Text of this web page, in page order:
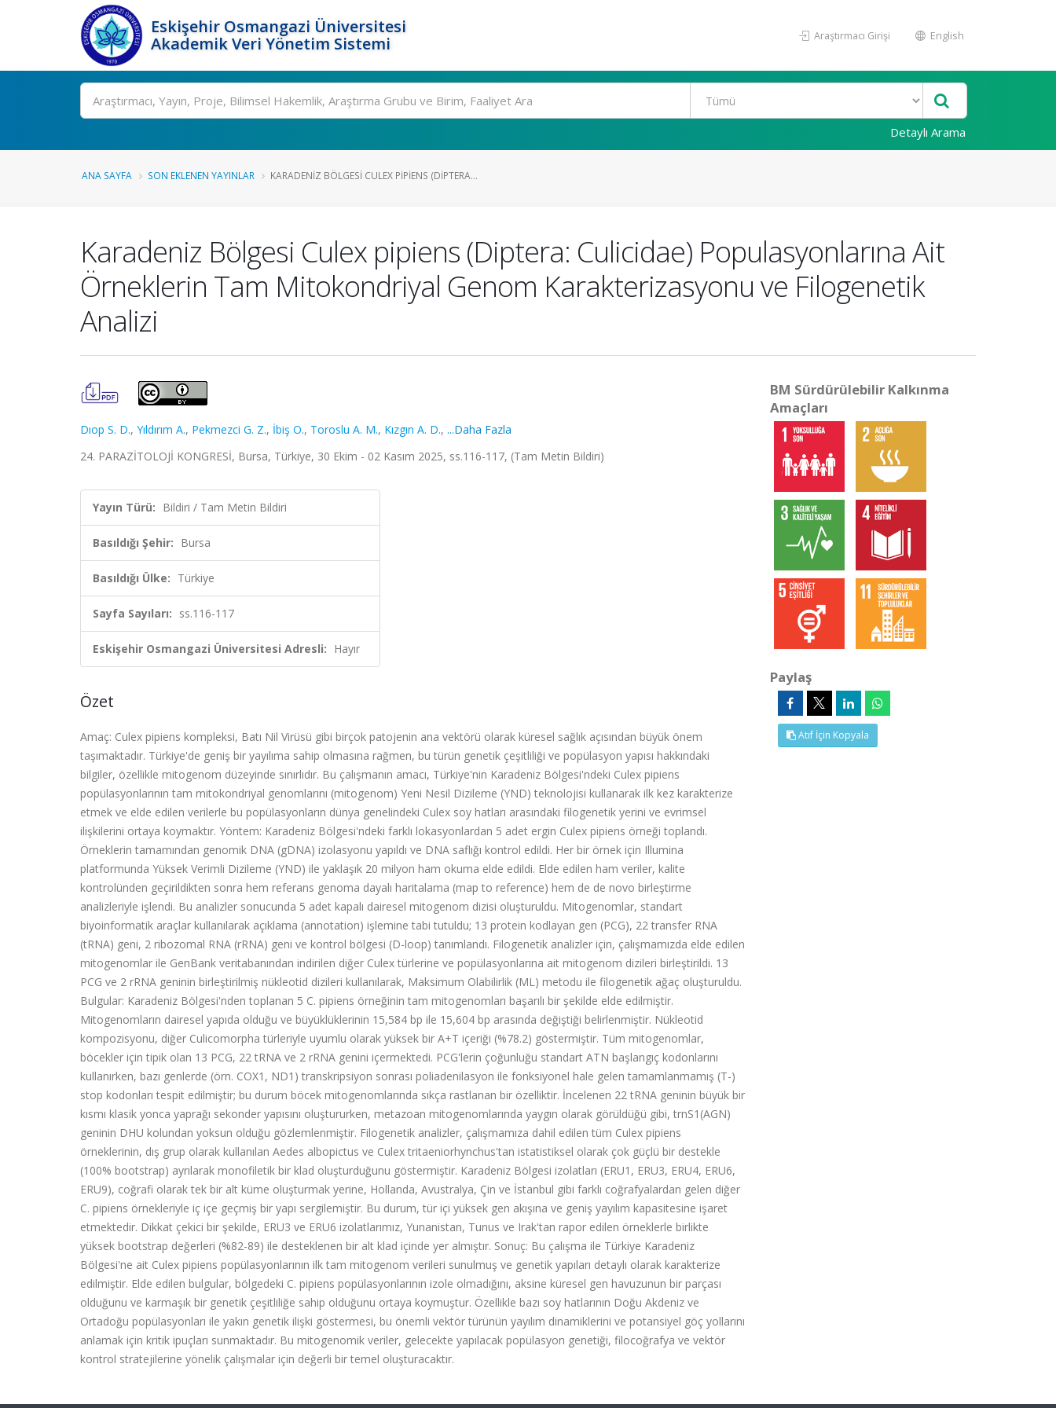
Eskişehir Osmangazi Üniversitesi
Akademik Veri Yönetim Sistemi
Araştırmacı Girişi English
Ara
Detaylı Arama
ANA SAYFA SON EKLENEN YAYINLAR KARADENIZ BÖLGESI CULEX PIPIENS (DIPTERA...
Karadeniz Bölgesi Culex pipiens (Diptera: Culicidae) Populasyonlarına Ait
Örneklerin Tam Mitokondriyal Genom Karakterizasyonu ve Filogenetik
Analizi
Dıop S. D., Yıldırım A., Pekmezci G. Z., İbiş O., Toroslu A. M., Kızgın A. D., ...Daha Fazla
24. PARAZİTOLOJİ KONGRESİ, Bursa, Türkiye, 30 Ekim - 02 Kasım 2025, ss.116-117, (Tam Metin Bildiri)
Yayın Türü: Bildiri / Tam Metin Bildiri
Basıldığı Şehir: Bursa
Basıldığı Ülke: Türkiye
Sayfa Sayıları: ss.116-117
Eskişehir Osmangazi Üniversitesi Adresli: Hayır
Özet
Amaç: Culex pipiens kompleksi, Batı Nil Virüsü gibi birçok patojenin ana vektörü olarak küresel sağlık açısından büyük önem
taşımaktadır. Türkiye'de geniş bir yayılıma sahip olmasına rağmen, bu türün genetik çeşitliliği ve popülasyon yapısı hakkındaki
bilgiler, özellikle mitogenom düzeyinde sınırlıdır. Bu çalışmanın amacı, Türkiye'nin Karadeniz Bölgesi'ndeki Culex pipiens
popülasyonlarının tam mitokondriyal genomlarını (mitogenom) Yeni Nesil Dizileme (YND) teknolojisi kullanarak ilk kez karakterize
etmek ve elde edilen verilerle bu popülasyonların dünya genelindeki Culex soy hatları arasındaki filogenetik yerini ve evrimsel
ilişkilerini ortaya koymaktır. Yöntem: Karadeniz Bölgesi'ndeki farklı lokasyonlardan 5 adet ergin Culex pipiens örneği toplandı.
Örneklerin tamamından genomik DNA (gDNA) izolasyonu yapıldı ve DNA saflığı kontrol edildi. Her bir örnek için Illumina
platformunda Yüksek Verimli Dizileme (YND) ile yaklaşık 20 milyon ham okuma elde edildi. Elde edilen ham veriler, kalite
kontrolünden geçirildikten sonra hem referans genoma dayalı haritalama (map to reference) hem de de novo birleştirme
analizleriyle işlendi. Bu analizler sonucunda 5 adet kapalı dairesel mitogenom dizisi oluşturuldu. Mitogenomlar, standart
biyoinformatik araçlar kullanılarak açıklama (annotation) işlemine tabi tutuldu; 13 protein kodlayan gen (PCG), 22 transfer RNA
(tRNA) geni, 2 ribozomal RNA (rRNA) geni ve kontrol bölgesi (D-loop) tanımlandı. Filogenetik analizler için, çalışmamızda elde edilen
mitogenomlar ile GenBank veritabanından indirilen diğer Culex türlerine ve popülasyonlarına ait mitogenom dizileri birleştirildi. 13
PCG ve 2 rRNA geninin birleştirilmiş nükleotid dizileri kullanılarak, Maksimum Olabilirlik (ML) metodu ile filogenetik ağaç oluşturuldu.
Bulgular: Karadeniz Bölgesi'nden toplanan 5 C. pipiens örneğinin tam mitogenomları başarılı bir şekilde elde edilmiştir.
Mitogenomların dairesel yapıda olduğu ve büyüklüklerinin 15,584 bp ile 15,604 bp arasında değiştiği belirlenmiştir. Nükleotid
kompozisyonu, diğer Culicomorpha türleriyle uyumlu olarak yüksek bir A+T içeriği (%78.2) göstermiştir. Tüm mitogenomlar,
böcekler için tipik olan 13 PCG, 22 tRNA ve 2 rRNA genini içermektedi. PCG'lerin çoğunluğu standart ATN başlangıç kodonlarını
kullanırken, bazı genlerde (örn. COX1, ND1) transkripsiyon sonrası poliadenilasyon ile fonksiyonel hale gelen tamamlanmamış (T-)
stop kodonları tespit edilmiştir; bu durum böcek mitogenomlarında sıkça rastlanan bir özelliktir. İncelenen 22 tRNA geninin büyük bir
kısmı klasik yonca yaprağı sekonder yapısını oluştururken, metazoan mitogenomlarında yaygın olarak görüldüğü gibi, trnS1(AGN)
geninin DHU kolundan yoksun olduğu gözlemlenmiştir. Filogenetik analizler, çalışmamıza dahil edilen tüm Culex pipiens
örneklerinin, dış grup olarak kullanılan Aedes albopictus ve Culex tritaeniorhynchus'tan istatistiksel olarak çok güçlü bir destekle
(100% bootstrap) ayrılarak monofiletik bir klad oluşturduğunu göstermiştir. Karadeniz Bölgesi izolatları (ERU1, ERU3, ERU4, ERU6,
ERU9), coğrafi olarak tek bir alt küme oluşturmak yerine, Hollanda, Avustralya, Çin ve İstanbul gibi farklı coğrafyalardan gelen diğer
C. pipiens örnekleriyle iç içe geçmiş bir yapı sergilemiştir. Bu durum, tür içi yüksek gen akışına ve geniş yayılım kapasitesine işaret
etmektedir. Dikkat çekici bir şekilde, ERU3 ve ERU6 izolatlarımız, Yunanistan, Tunus ve Irak'tan rapor edilen örneklerle birlikte
yüksek bootstrap değerleri (%82-89) ile desteklenen bir alt klad içinde yer almıştır. Sonuç: Bu çalışma ile Türkiye Karadeniz
Bölgesi'ne ait Culex pipiens popülasyonlarının ilk tam mitogenom verileri sunulmuş ve genetik yapıları detaylı olarak karakterize
edilmiştir. Elde edilen bulgular, bölgedeki C. pipiens popülasyonlarının izole olmadığını, aksine küresel gen havuzunun bir parçası
olduğunu ve karmaşık bir genetik çeşitliliğe sahip olduğunu ortaya koymuştur. Özellikle bazı soy hatlarının Doğu Akdeniz ve
Ortadoğu popülasyonları ile yakın genetik ilişki göstermesi, bu önemli vektör türünün yayılım dinamiklerini ve potansiyel göç yollarını
anlamak için kritik ipuçları sunmaktadır. Bu mitogenomik veriler, gelecekte yapılacak popülasyon genetiği, filocoğrafya ve vektör
kontrol stratejilerine yönelik çalışmalar için değerli bir temel oluşturacaktır.
BM Sürdürülebilir Kalkınma
Amaçları
Paylaş
Atıf İçin Kopyala